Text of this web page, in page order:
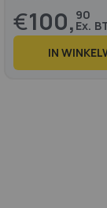
€100, 90
IN